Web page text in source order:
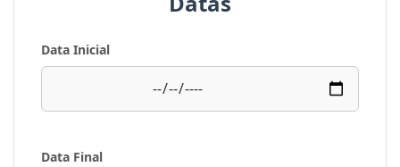
Data Inicial
Data Final